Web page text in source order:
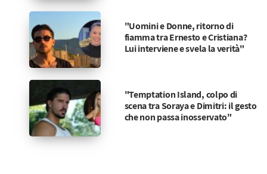
"Uomini e Donne, ritorno di
fiamma tra Ernesto e Cristiana?
Lui interviene e svela la verità"
"Temptation Island, colpo di
scena tra Soraya e Dimitri: il gesto
che non passa inosservato"